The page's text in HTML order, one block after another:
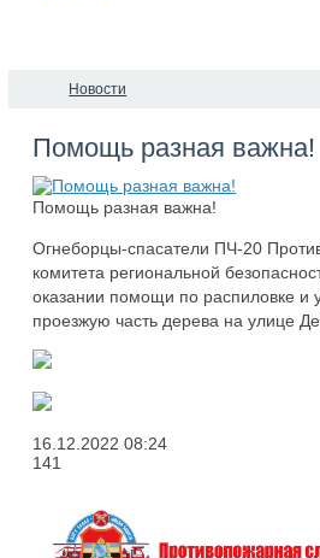
Новости
​Помощь разная важна!
Помощь разная важна!
Огнеборцы-спасатели ПЧ-20
комитета региональной
оказании помощи по распиловке и
проезжую часть дерева на улице
16.12.2022 08:24
141